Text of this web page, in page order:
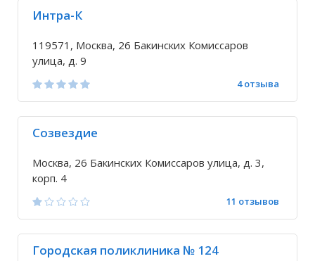
Интра-К
119571, Москва, 26 Бакинских Комиссаров
улица, д. 9
4 отзыва
Созвездие
Москва, 26 Бакинских Комиссаров улица, д. 3,
корп. 4
11 отзывов
Городская поликлиника № 124